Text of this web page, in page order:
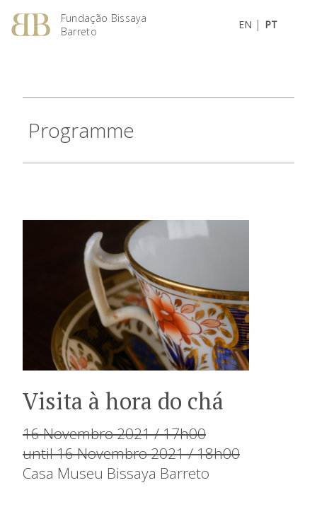
Fundação Bissaya
Barreto
EN | PT
Programme
Visita à hora do chá
16 Novembro 2021 / 17h00
until 16 Novembro 2021 / 18h00
Casa Museu Bissaya Barreto